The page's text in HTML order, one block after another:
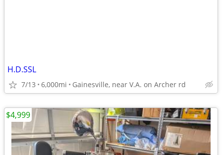
H.D.SSL
7/13 6,000mi Gainesville, near V.A. on Archer rd
$4,999